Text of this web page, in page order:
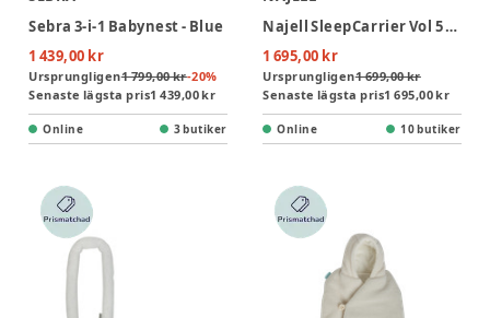
Sebra 3-i-1 Babynest - Blue
1 439,00 kr
Ursprungligen1 799,00 kr-20%
Senaste lägsta pris1 439,00 kr
Online 3 butiker
Najell SleepCarrier Vol 5 Babynest - Agave Green
1 695,00 kr
Ursprungligen1 699,00 kr
Senaste lägsta pris1 695,00 kr
Online 10 butiker